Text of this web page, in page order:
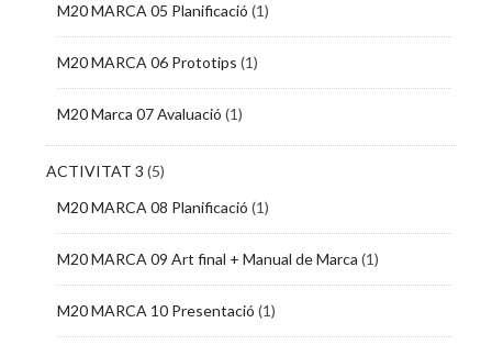
M20 MARCA 05 Planificació (1)
M20 MARCA 06 Prototips (1)
M20 Marca 07 Avaluació (1)
ACTIVITAT 3 (5)
M20 MARCA 08 Planificació (1)
M20 MARCA 09 Art final + Manual de Marca (1)
M20 MARCA 10 Presentació (1)